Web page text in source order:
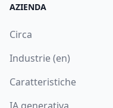
AZIENDA
Circa
Industrie (en)
Caratteristiche